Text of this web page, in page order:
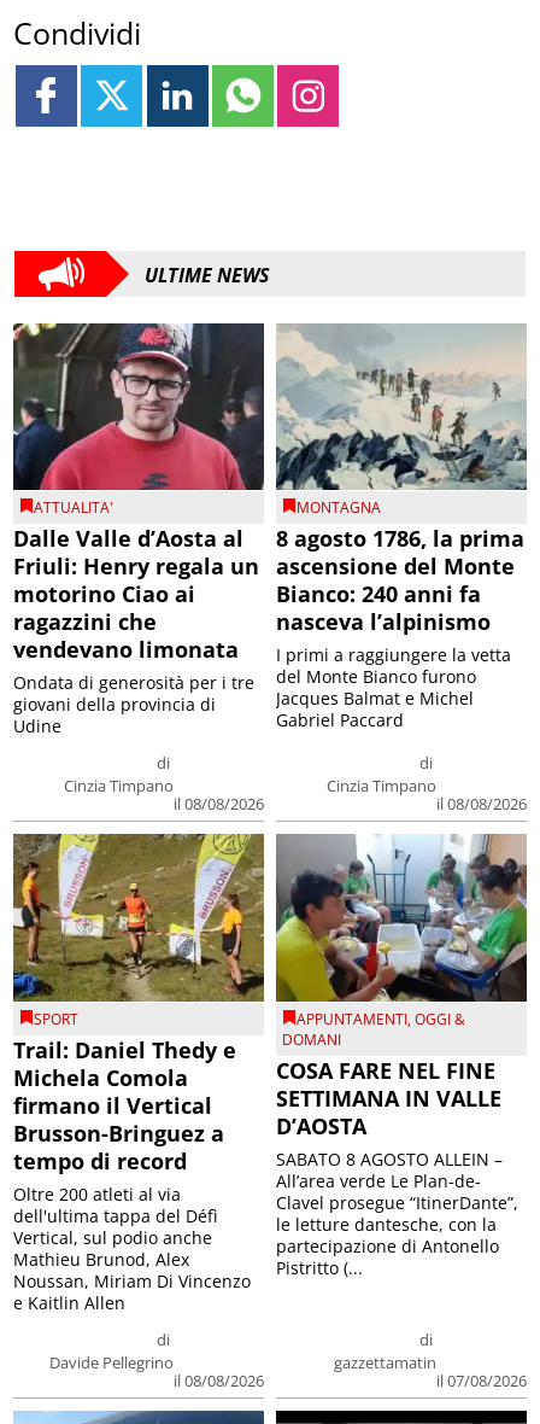
Condividi
ULTIME NEWS
ATTUALITA'
Dalle Valle d’Aosta al
Friuli: Henry regala un
motorino Ciao ai
ragazzini che
vendevano limonata
di
Cinzia Timpano
il 08/08/2026
Ondata di generosità per i tre
giovani della provincia di
Udine
MONTAGNA
8 agosto 1786, la prima
ascensione del Monte
Bianco: 240 anni fa
nasceva l’alpinismo
di
Cinzia Timpano
il 08/08/2026
I primi a raggiungere la vetta
del Monte Bianco furono
Jacques Balmat e Michel
Gabriel Paccard
SPORT
Trail: Daniel Thedy e
Michela Comola
firmano il Vertical
Brusson-Bringuez a
tempo di record
di
Davide Pellegrino
il 08/08/2026
Oltre 200 atleti al via
dell'ultima tappa del Défì
Vertical, sul podio anche
Mathieu Brunod, Alex
Noussan, Miriam Di Vincenzo
e Kaitlin Allen
APPUNTAMENTI,OGGI &
DOMANI
COSA FARE NEL FINE
SETTIMANA IN VALLE
D’AOSTA
di
gazzettamatin
il 07/08/2026
SABATO 8 AGOSTO ALLEIN –
All’area verde Le Plan-de-
Clavel prosegue “ItinerDante”,
le letture dantesche, con la
partecipazione di Antonello
Pistritto (...